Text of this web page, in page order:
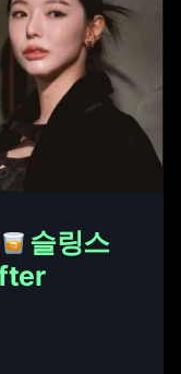
슬링스